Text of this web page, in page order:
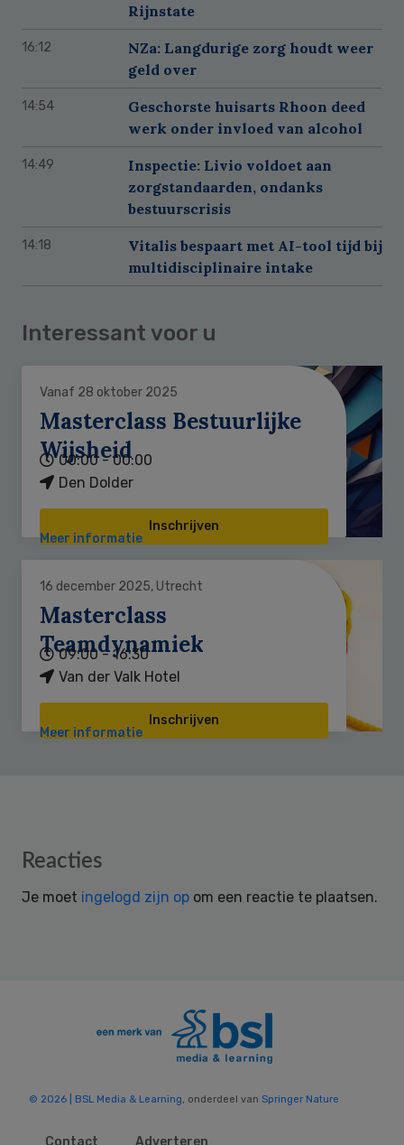
Rijnstate
16:12
NZa: Langdurige zorg houdt weer
geld over
14:54
Geschorste huisarts Rhoon deed
werk onder invloed van alcohol
14:49
Inspectie: Livio voldoet aan
zorgstandaarden, ondanks
bestuurscrisis
14:18
Vitalis bespaart met AI-tool tijd bij
multidisciplinaire intake
Interessant voor u
Vanaf 28 oktober 2025
Masterclass Bestuurlijke
Wijsheid
00:00 - 00:00
Den Dolder
Inschrijven
Meer informatie
16 december 2025, Utrecht
Masterclass
Teamdynamiek
09:00 - 16:30
Van der Valk Hotel
Inschrijven
Meer informatie
Reader
Reacties
Je moet ingelogd zijn op om een reactie te plaatsen.
© 2026 | BSL Media & Learning , onderdeel van Springer Nature
Contact Adverteren